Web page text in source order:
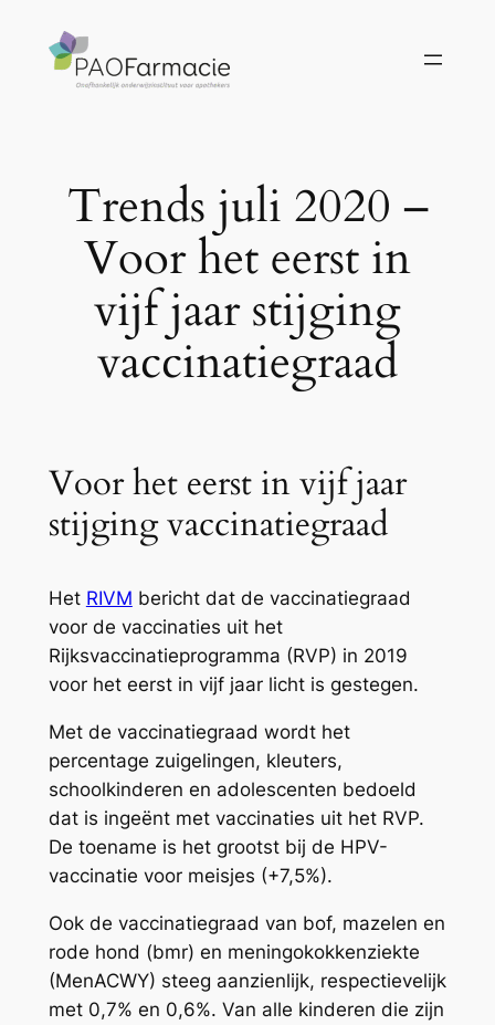
Trends juli 2020 –
Voor het eerst in
vijf jaar stijging
vaccinatiegraad
Voor het eerst in vijf jaar
stijging vaccinatiegraad
Het RIVM bericht dat de vaccinatiegraad
voor de vaccinaties uit het
Rijksvaccinatieprogramma (RVP) in 2019
voor het eerst in vijf jaar licht is gestegen.
Met de vaccinatiegraad wordt het
percentage zuigelingen, kleuters,
schoolkinderen en adolescenten bedoeld
dat is ingeënt met vaccinaties uit het RVP.
De toename is het grootst bij de HPV-
vaccinatie voor meisjes (+7,5%).
Ook de vaccinatiegraad van bof, mazelen en
rode hond (bmr) en meningokokkenziekte
(MenACWY) steeg aanzienlijk, respectievelijk
met 0,7% en 0,6%. Van alle kinderen die zijn